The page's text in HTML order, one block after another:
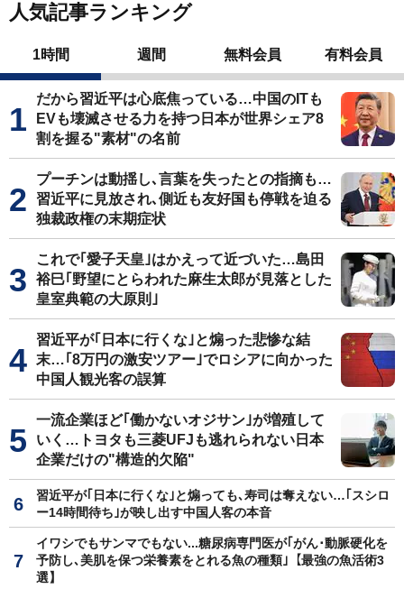
人気記事ランキング
1時間 週間 無料会員 有料会員
だから習近平は心底焦っている…中国のITも
EVも壊滅させる力を持つ日本が世界シェア8
割を握る"素材"の名前
プーチンは動揺し､言葉を失ったとの指摘も…
習近平に見放され､側近も友好国も停戦を迫る
独裁政権の末期症状
これで｢愛子天皇｣はかえって近づいた…島田
裕巳｢野望にとらわれた麻生太郎が見落とした
皇室典範の大原則｣
習近平が｢日本に行くな｣と煽った悲惨な結
末…｢8万円の激安ツアー｣でロシアに向かった
中国人観光客の誤算
一流企業ほど｢働かないオジサン｣が増殖して
いく…トヨタも三菱UFJも逃れられない日本
企業だけの"構造的欠陥"
習近平が｢日本に行くな｣と煽っても､寿司は奪えない…｢スシロ
ー14時間待ち｣が映し出す中国人客の本音
イワシでもサンマでもない...糖尿病専門医が｢がん･動脈硬化を
予防し､美肌を保つ栄養素をとれる魚の種類｣【最強の魚活術3
選】